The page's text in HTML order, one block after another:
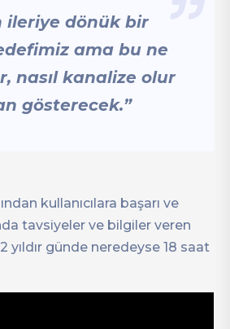
ileriye dönük bir
ama bu ne
nasıl kanalize olur
gösterecek.”
kullanıcılara başarı ve
tavsiyeler ve bilgiler veren
yıldır günde neredeyse 18 saat